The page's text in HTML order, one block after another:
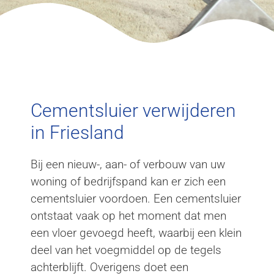
Cementsluier verwijderen
in Friesland
Bij een nieuw-, aan- of verbouw van uw
woning of bedrijfspand kan er zich een
cementsluier voordoen. Een cementsluier
ontstaat vaak op het moment dat men
een vloer gevoegd heeft, waarbij een klein
deel van het voegmiddel op de tegels
achterblijft. Overigens doet een